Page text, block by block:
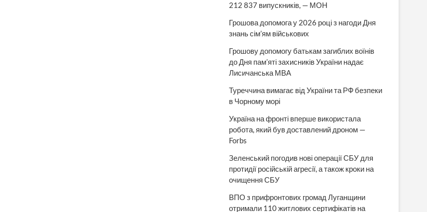
212 837 випускників, — МОН
Грошова допомога у 2026 році з нагоди Дня
знань сім’ям військових
Грошову допомогу батькам загиблих воїнів
до Дня пам’яті захисників України надає
Лисичанська МВА
Туреччина вимагає від України та РФ безпеки
в Чорному морі
Україна на фронті вперше використала
робота, який був доставлений дроном —
Forbs
Зеленський погодив нові операції СБУ для
протидії російській агресії, а також кроки на
очищення СБУ
ВПО з прифронтових громад Луганщини
отримали 110 житлових сертифікатів на